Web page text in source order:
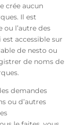
crée aucun
Il est
l’autre des
accessible sur
de nesto ou
de noms de
demandes
ou d’autres